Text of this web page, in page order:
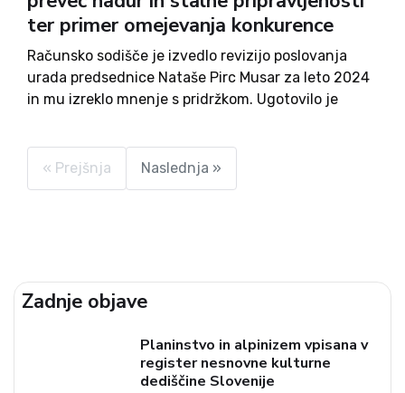
ter primer omejevanja konkurence
Računsko sodišče je izvedlo revizijo poslovanja
urada predsednice Nataše Pirc Musar za leto 2024
in mu izreklo mnenje s pridržkom. Ugotovilo je
neskladju s predpisi, notranjimi akti in
pogodbenimi določili. Računsko...
« Prejšnja Naslednja »
Zadnje objave
Planinstvo in alpinizem vpisana v
register nesnovne kulturne
dediščine Slovenije